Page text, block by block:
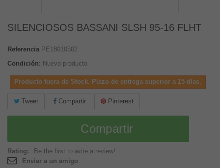
SILENCIOSOS BASSANI SLSH 95-16 FLHT
Referencia PE18010502
Condición: Nuevo producto
Producto fuera de Stock. Plazo de entrega superior a 15 días.
Tweet Compartir Pinterest
Compartir
Rating:
Be the first to write a review!
Enviar a un amigo